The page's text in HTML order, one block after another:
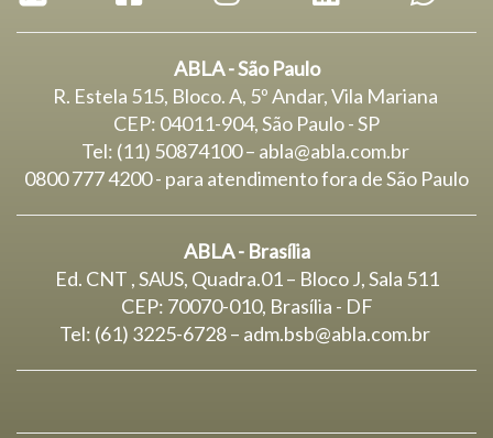
ABLA - São Paulo
R. Estela 515, Bloco. A, 5º Andar, Vila Mariana
CEP: 04011-904, São Paulo - SP
Tel: (11) 50874100 – abla@abla.com.br
0800 777 4200 - para atendimento fora de São Paulo
ABLA - Brasília
Ed. CNT , SAUS, Quadra.01 – Bloco J, Sala 511
CEP: 70070-010, Brasília - DF
Tel: (61) 3225-6728 – adm.bsb@abla.com.br